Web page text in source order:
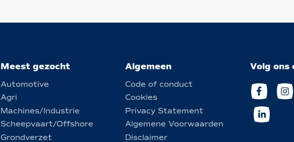
Meest gezocht
Automotive
Agri
Machines/Industrie
Scheepvaart/Offshore
Grondverzet
Algemeen
Code of conduct
Cookies
Privacy Statement
Algemene Voorwaarden
Disclaimer
Volg ons